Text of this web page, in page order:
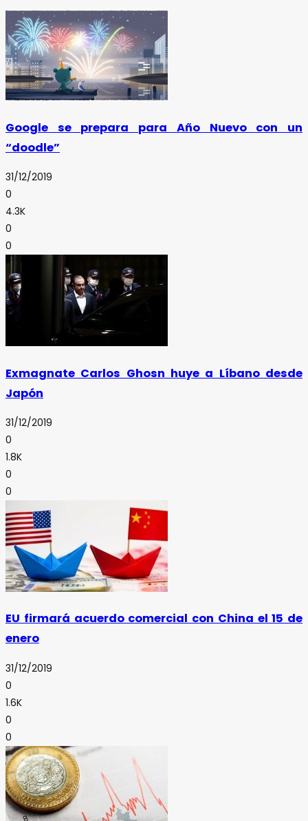
Google se prepara para Año Nuevo con un
“doodle”
31/12/2019
0
4.3K
0
0
Exmagnate Carlos Ghosn huye a Líbano desde
Japón
31/12/2019
0
1.8K
0
0
EU firmará acuerdo comercial con China el 15 de
enero
31/12/2019
0
1.6K
0
0